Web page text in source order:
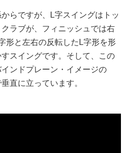
らですが、L字スイングはトッ
ラブが、フィニッシュでは右
形と左右の反転したL字形を形
スイングです。そして、この
ンドプレーン・イメージの
直に立っています。